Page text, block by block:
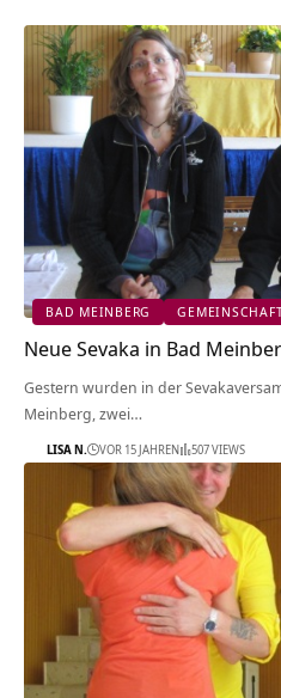
BAD MEINBERG
Neue Sevaka in Bad
Gestern wurden in der
Meinberg, zwei…
LISA N. VOR 15 JAHREN 507 VIEWS